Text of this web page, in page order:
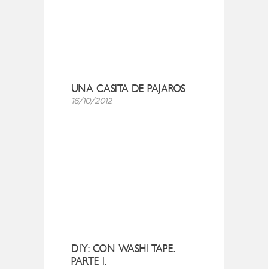
UNA CASITA DE PAJAROS
16/10/2012
DIY: CON WASHI TAPE.
PARTE I.